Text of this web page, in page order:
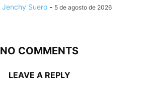
Jenchy Suero - 5 de agosto de 2026
NO COMMENTS
LEAVE A REPLY